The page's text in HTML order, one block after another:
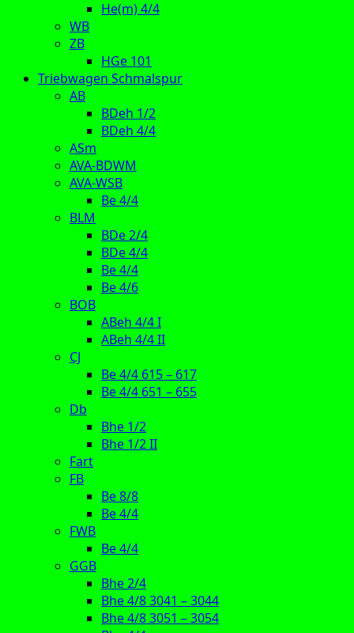
He(m) 4/4
WB
ZB
HGe 101
Triebwagen Schmalspur
AB
BDeh 1/2
BDeh 4/4
ASm
AVA-BDWM
AVA-WSB
Be 4/4
BLM
BDe 2/4
BDe 4/4
Be 4/4
Be 4/6
BOB
ABeh 4/4 I
ABeh 4/4 II
CJ
Be 4/4 615 – 617
Be 4/4 651 – 655
Db
Bhe 1/2
Bhe 1/2 II
Fart
FB
Be 8/8
Be 4/4
FWB
Be 4/4
GGB
Bhe 2/4
Bhe 4/8 3041 – 3044
Bhe 4/8 3051 – 3054